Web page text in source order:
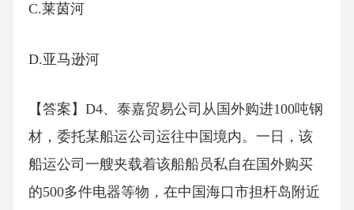
C.莱茵河
D.亚马逊河
【答案】D4、泰嘉贸易公司从国外购进100吨钢
材，委托某船运公司运往中国境内。一日，该
船运公司一艘夹载着该船船员私自在国外购买
的500多件电器等物，在中国海口市担杆岛附近